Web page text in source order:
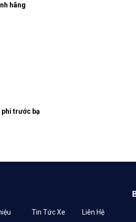
hãng
phí trước bạ
Tin Tức Xe Liên Hệ